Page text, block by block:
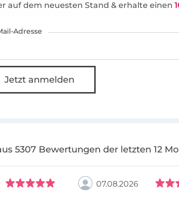
auf dem neuesten Stand & erhalte einen
Adresse
Jetzt anmelden
5307 Bewertungen der letzten 12
07.08.2026